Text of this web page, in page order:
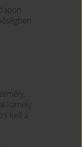
amely
kell a